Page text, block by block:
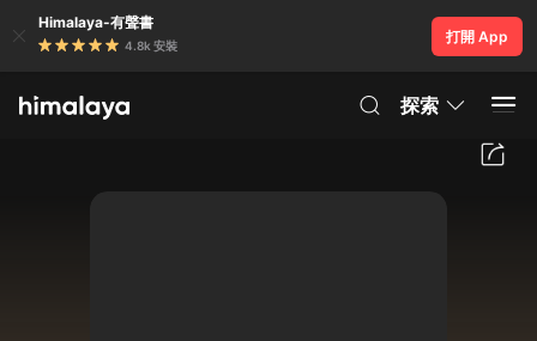
Himalaya-有聲書
4.8k 安裝
打開 App
探索